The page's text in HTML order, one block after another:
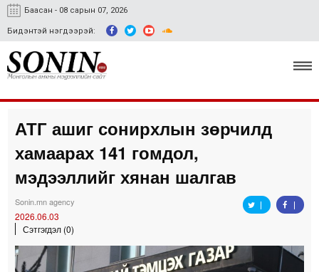
Баасан - 08 сарын 07, 2026
Бидэнтэй нэгдээрэй:
Улс төр, эдийн засаг
Гэмт хэрэг
Easy news
АТГ ашиг сонирхлын зөрчилд
хамаарах 141 гомдол,
мэдээллийг хянан шалгав
Sonin.mn agency
2026.06.03
Сэтгэгдэл (0)